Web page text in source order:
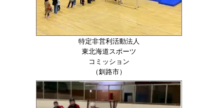
特定非営利活動法人
東北海道スポーツ
コミッション
（釧路市）